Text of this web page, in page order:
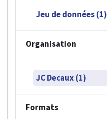
Jeu de données (1)
Organisation
JC Decaux (1)
Formats